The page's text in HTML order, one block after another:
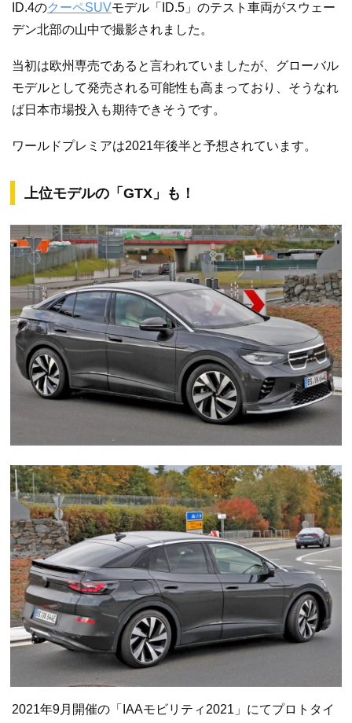
ID.4のクーペSUVモデル「ID.5」のテスト車両がスウェー
デン北部の山中で撮影されました。
当初は欧州専売であると言われていましたが、グローバル
モデルとして発売される可能性も高まっており、そうなれ
ば日本市場投入も期待できそうです。
ワールドプレミアは2021年後半と予想されています。
上位モデルの「GTX」も！
2021年9月開催の「IAAモビリティ2021」にてプロトタイ